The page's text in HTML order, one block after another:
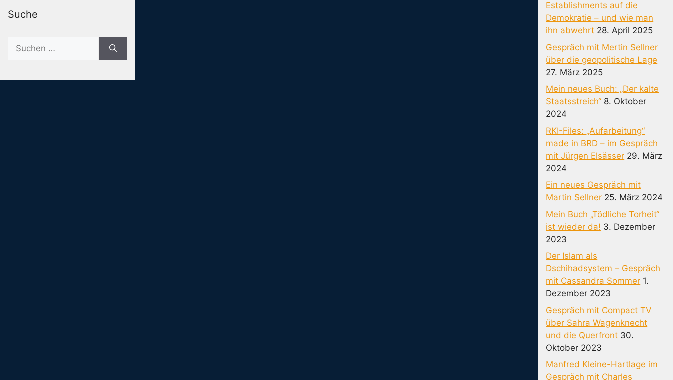
Suche
nach:
Establishments auf die
Demokratie – und wie man
ihn abwehrt 28. April 2025
Gespräch mit Mertin Sellner
über die geopolitische Lage
27. März 2025
Mein neues Buch: „Der kalte
Staatsstreich“ 8. Oktober
2024
RKI-Files: „Aufarbeitung“
made in BRD – im Gespräch
mit Jürgen Elsässer 29. März
2024
Ein neues Gespräch mit
Martin Sellner 25. März 2024
Mein Buch „Tödliche Torheit“
ist wieder da! 3. Dezember
2023
Der Islam als
Dschihadsystem – Gespräch
mit Cassandra Sommer 1.
Dezember 2023
Gespräch mit Compact TV
über Sahra Wagenknecht
und die Querfront 30.
Oktober 2023
Manfred Kleine-Hartlage im
Gespräch mit Charles